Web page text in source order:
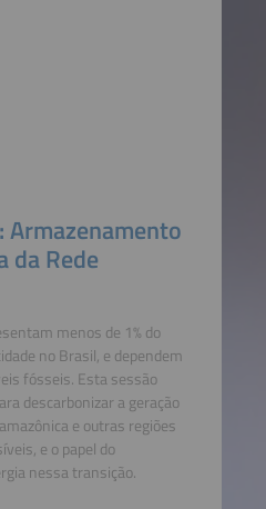
Armazenamento
da Rede
menos de 1% do
no Brasil, e dependem
fósseis. Esta sessão
descarbonizar a geração
e outras regiões
e o papel do
nessa transição.